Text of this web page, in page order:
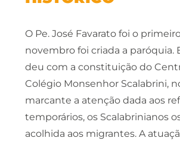
O Pe. José Favarato foi o
novembro foi criada a paróquia.
deu com a constituição do
Colégio Monsenhor Scalabrini,
marcante a atenção dada aos
temporários, os Scalabrinianos
acolhida aos migrantes. A